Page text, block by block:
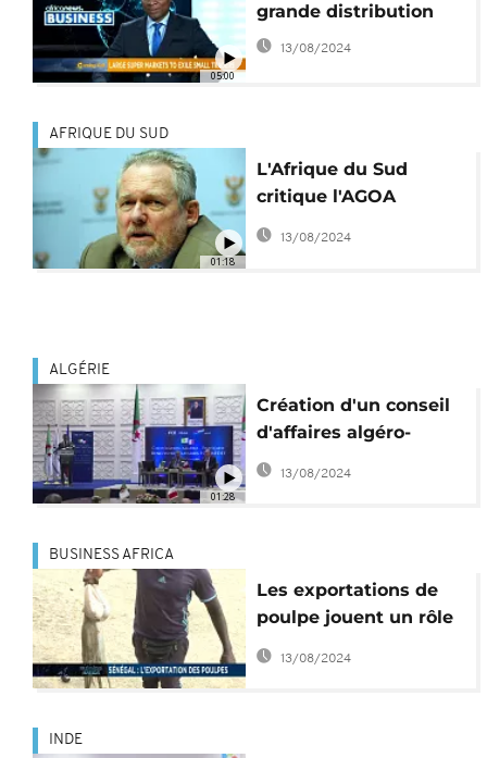
05:00
grande distribution
13/08/2024
01:18
AFRIQUE DU SUD
L'Afrique du Sud
critique l'AGOA
mitonnée par Trump
13/08/2024
01:28
ALGÉRIE
Création d'un conseil
d'affaires algéro-
français
13/08/2024
BUSINESS AFRICA
Les exportations de
poulpe jouent un rôle
clé dans l'économie
sénégalaise, la Chine
13/08/2024
INDE